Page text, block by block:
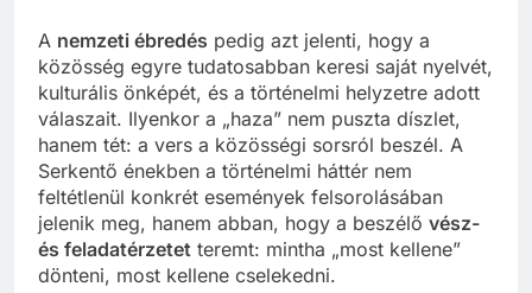
A nemzeti ébredés pedig azt jelenti, hogy a
közösség egyre tudatosabban keresi saját nyelvét,
kulturális önképét, és a történelmi helyzetre adott
válaszait. Ilyenkor a „haza” nem puszta díszlet,
hanem tét: a vers a közösségi sorsról beszél. A
Serkentő énekben a történelmi háttér nem
feltétlenül konkrét események felsorolásában
jelenik meg, hanem abban, hogy a beszélő vész-
és feladatérzetet teremt: mintha „most kellene”
dönteni, most kellene cselekedni.